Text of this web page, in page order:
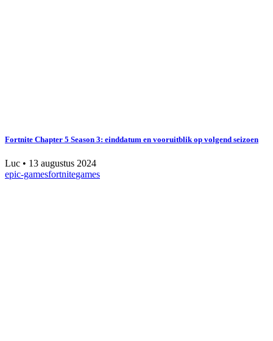
Fortnite Chapter 5 Season 3: einddatum en vooruitblik op volgend seizoen
Luc • 13 augustus 2024
epic-gamesfortnitegames